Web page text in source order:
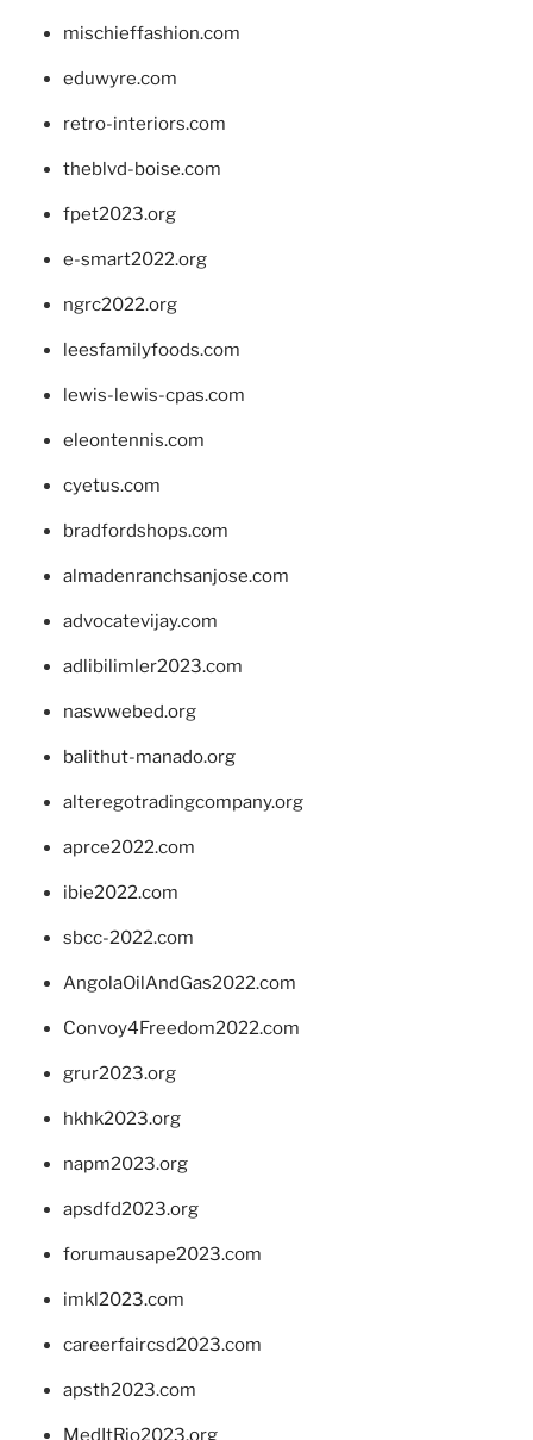
mischieffashion.com
eduwyre.com
retro-interiors.com
theblvd-boise.com
fpet2023.org
e-smart2022.org
ngrc2022.org
leesfamilyfoods.com
lewis-lewis-cpas.com
eleontennis.com
cyetus.com
bradfordshops.com
almadenranchsanjose.com
advocatevijay.com
adlibilimler2023.com
naswwebed.org
balithut-manado.org
alteregotradingcompany.org
aprce2022.com
ibie2022.com
sbcc-2022.com
AngolaOilAndGas2022.com
Convoy4Freedom2022.com
grur2023.org
hkhk2023.org
napm2023.org
apsdfd2023.org
forumausape2023.com
imkl2023.com
careerfaircsd2023.com
apsth2023.com
MedItRio2023.org